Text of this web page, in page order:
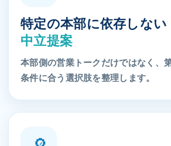
特定の本部に依存しない
中立提案
本部側の営業トークだけではなく、
条件に合う選択肢を整理します。